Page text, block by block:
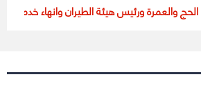
والعمرة ورئيس هيئة الطيران وانهاء خدمة رئيس